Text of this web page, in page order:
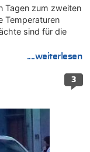
Tagen zum zweiten
Temperaturen
sind für die
....weiterlesen
3